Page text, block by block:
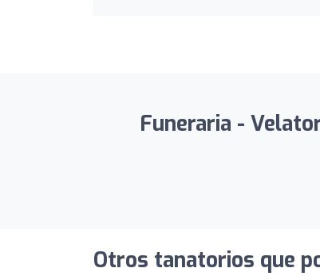
Funeraria -
Otros tanatorios que